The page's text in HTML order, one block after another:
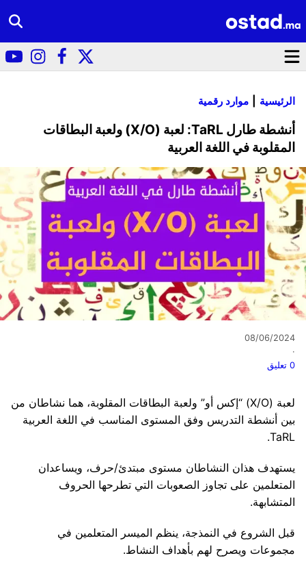
الرئيسية موارد رقمية
أنشطة طارل TaRL: لعبة (X/O) ولعبة البطاقات
المقلوبة في اللغة العربية
08/06/2024
·
0 تعليق
لعبة (X/O) “إكس أو” ولعبة البطاقات المقلوبة، هما نشاطان من
بين أنشطة التدريس وفق المستوى المناسب في اللغة العربية
TaRL.
يستهدف هذان النشاطان مستوى مبتدئ/حرف، ويساعدان
المتعلمين على تجاوز الصعوبات التي تطرحها الحروف
المتشابهة.
قبل الشروع في النمذجة، ينظم الميسر المتعلمين في
مجموعات ويصرح لهم بأهداف النشاط.